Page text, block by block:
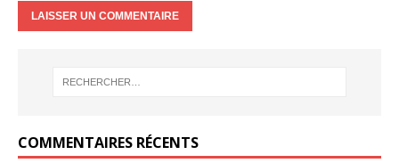
COMMENTAIRES RÉCENTS